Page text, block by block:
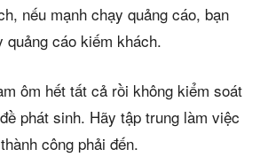
nếu mạnh chạy quảng cáo, bạn
quảng cáo kiếm khách.
ôm hết tất cả rồi không kiểm soát
phát sinh. Hãy tập trung làm việc
công phải đến.